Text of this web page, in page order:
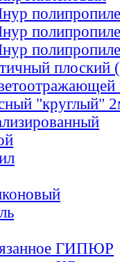
плоский
"круглый"
ГИПЮР